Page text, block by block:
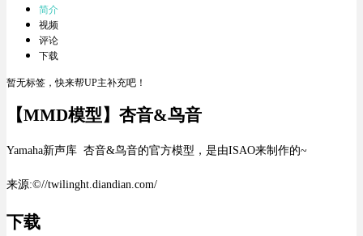
简介
视频
评论
下载
暂无标签，快来帮UP主补充吧！
【MMD模型】杏音&鸟音
Yamaha新声库 杏音&鸟音的官方模型，是由ISAO来制作的~
来源:©//twilinght.diandian.com/
下载